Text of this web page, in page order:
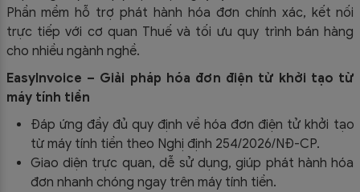
Phần mềm hỗ trợ phát hành hóa đơn chính xác, kết nối
trực tiếp với cơ quan Thuế và tối ưu quy trình bán hàng
cho nhiều ngành nghề.
EasyInvoice – Giải pháp hóa đơn điện tử khởi tạo từ
máy tính tiền
Đáp ứng đầy đủ quy định về hóa đơn điện tử khởi tạo
từ máy tính tiền theo Nghị định 254/2026/NĐ-CP.
Giao diện trực quan, dễ sử dụng, giúp phát hành hóa
đơn nhanh chóng ngay trên máy tính tiền.